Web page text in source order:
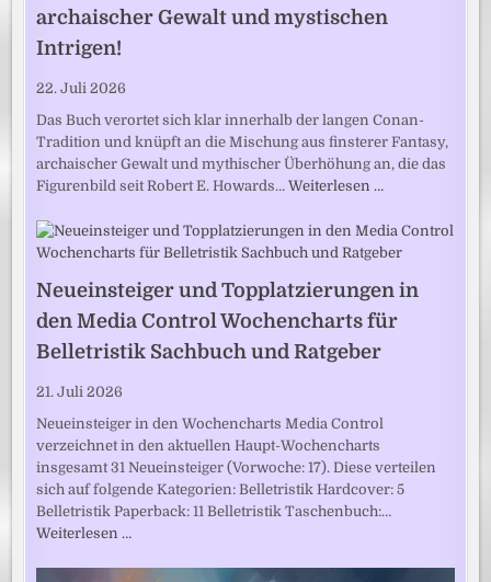
archaischer Gewalt und mystischen
Intrigen!
22. Juli 2026
Das Buch verortet sich klar innerhalb der langen Conan-
Tradition und knüpft an die Mischung aus finsterer Fantasy,
archaischer Gewalt und mythischer Überhöhung an, die das
Figurenbild seit Robert E. Howards…Weiterlesen …
Neueinsteiger und Topplatzierungen in
den Media Control Wochencharts für
Belletristik Sachbuch und Ratgeber
21. Juli 2026
Neueinsteiger in den Wochencharts Media Control
verzeichnet in den aktuellen Haupt-Wochencharts
insgesamt 31 Neueinsteiger (Vorwoche: 17). Diese verteilen
sich auf folgende Kategorien: Belletristik Hardcover: 5
Belletristik Paperback: 11 Belletristik Taschenbuch:…
Weiterlesen …